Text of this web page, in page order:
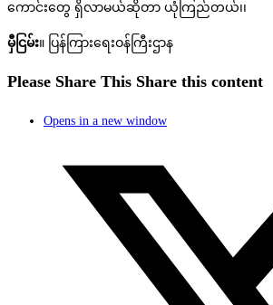
ကောင်းတွေ ရှိလာမယ်ဆိုတာ ယုံကြည်တယ်၊၊
မှီငြမ်း။ ပြန်ကြားရေးဝန်ကြီးဌာန
Please Share This Share this content
Opens in a new window